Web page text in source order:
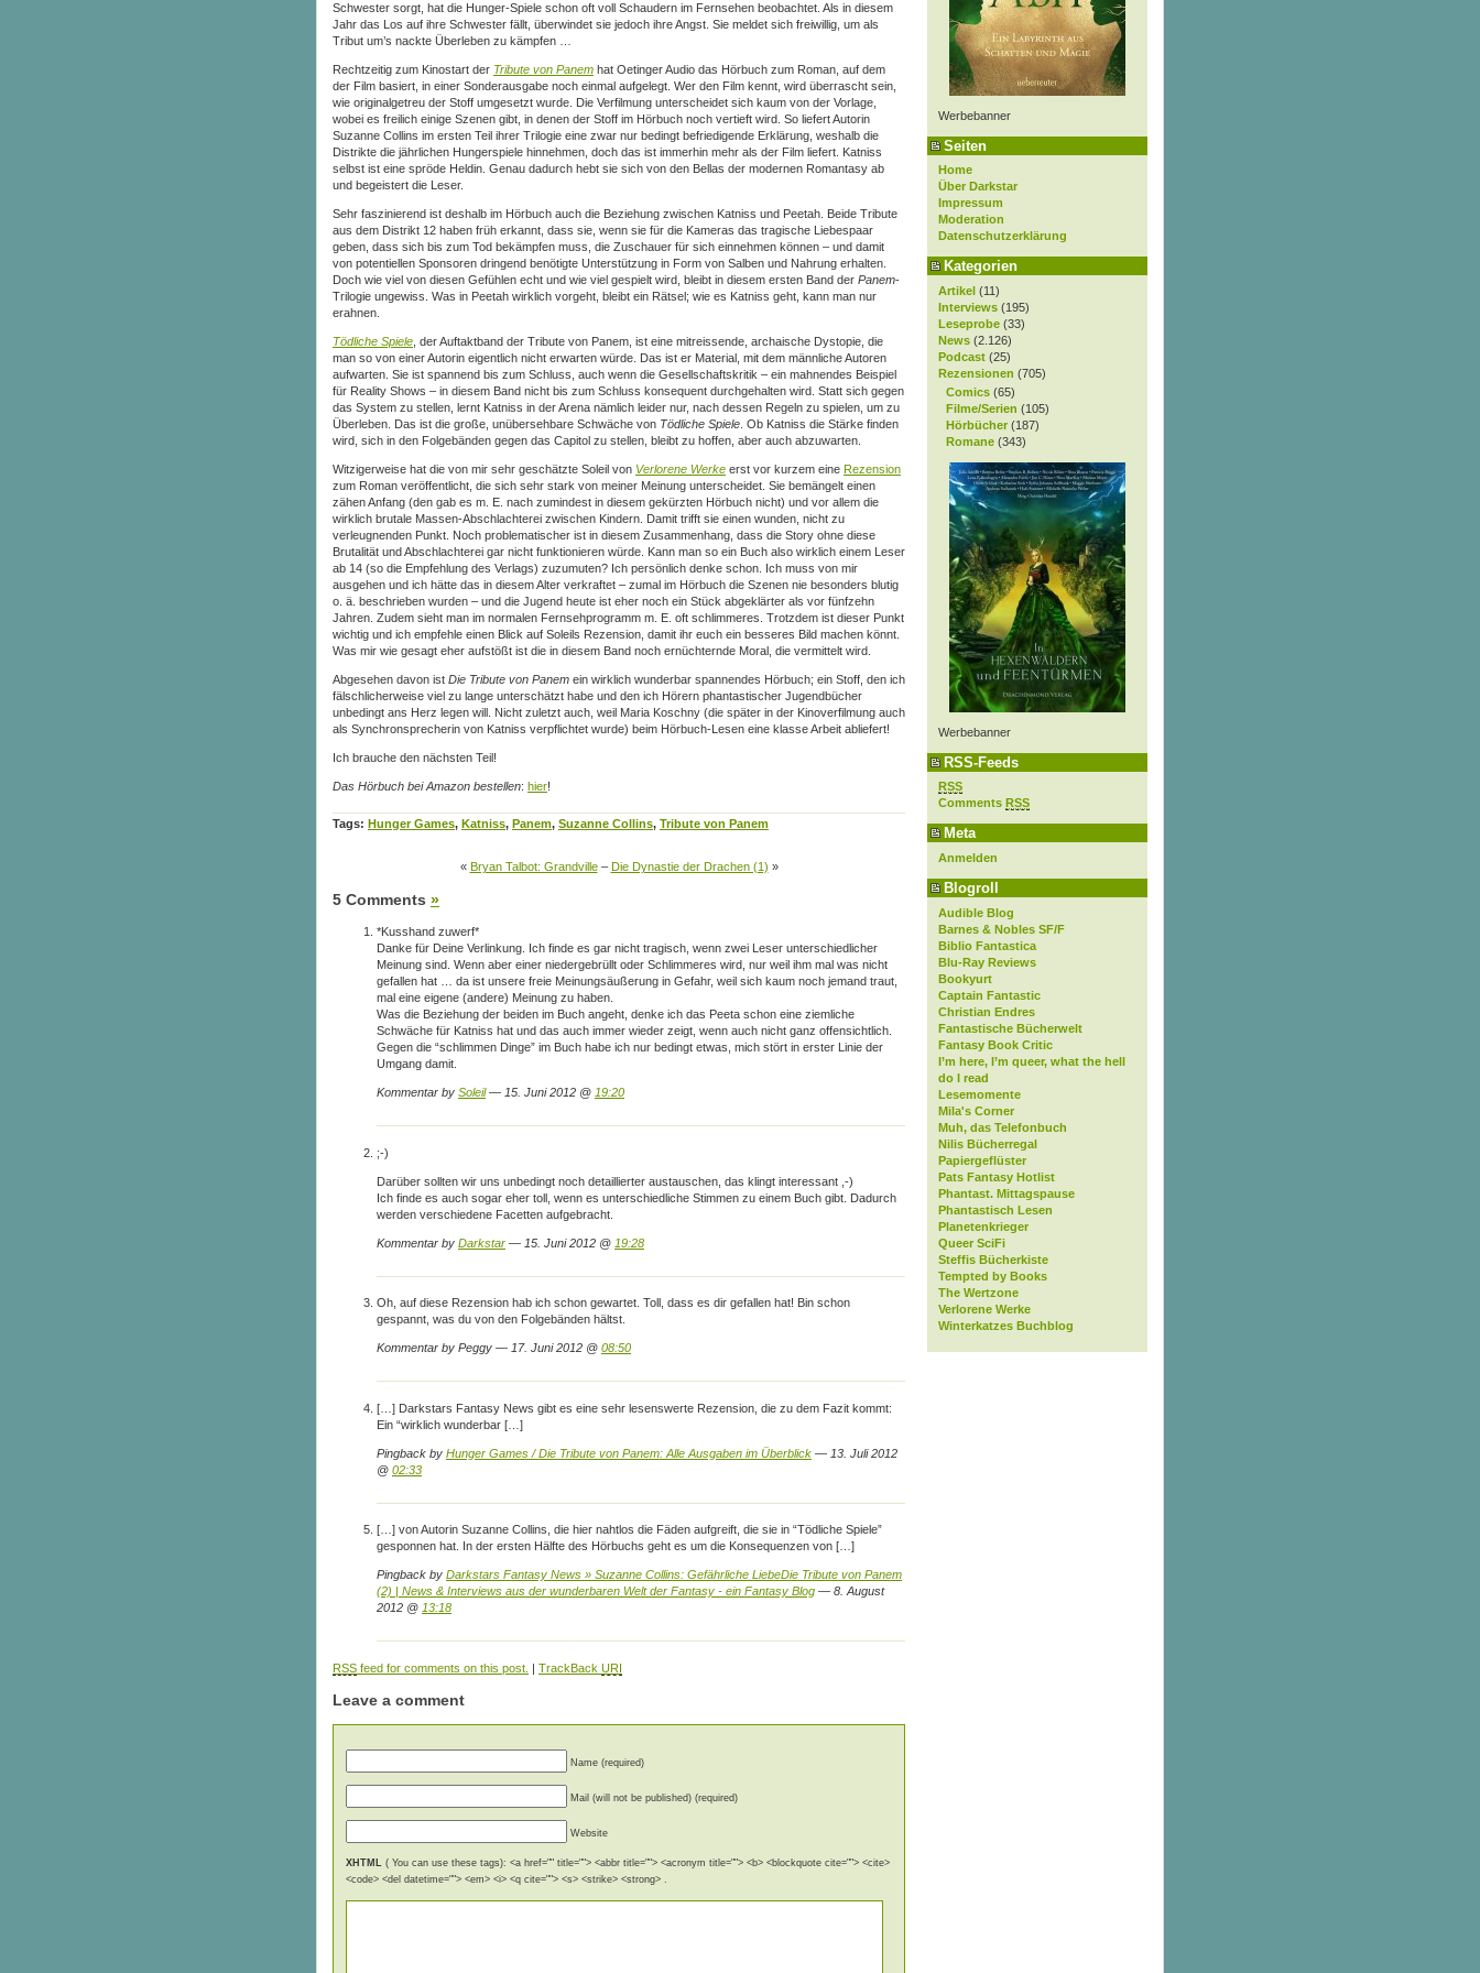
Werbebanner
Seiten
Home
Über Darkstar
Impressum
Moderation
Datenschutzerklärung
Kategorien
Artikel (11)
Interviews (195)
Leseprobe (33)
News (2.126)
Podcast (25)
Rezensionen (705)
Comics (65)
Filme/Serien (105)
Hörbücher (187)
Romane (343)
Werbebanner
RSS-Feeds
RSS
Comments RSS
Meta
Anmelden
Blogroll
Audible Blog
Barnes & Nobles SF/F
Biblio Fantastica
Blu-Ray Reviews
Bookyurt
Captain Fantastic
Christian Endres
Fantastische Bücherwelt
Fantasy Book Critic
I’m here, I’m queer, what the hell
do I read
Lesemomente
Mila's Corner
Muh, das Telefonbuch
Nilis Bücherregal
Papiergeflüster
Pats Fantasy Hotlist
Phantast. Mittagspause
Phantastisch Lesen
Planetenkrieger
Queer SciFi
Steffis Bücherkiste
Tempted by Books
The Wertzone
Verlorene Werke
Winterkatzes Buchblog
Schwester sorgt, hat die Hunger-Spiele schon oft voll Schaudern im Fernsehen beobachtet. Als in diesem
Jahr das Los auf ihre Schwester fällt, überwindet sie jedoch ihre Angst. Sie meldet sich freiwillig, um als
Tribut um’s nackte Überleben zu kämpfen …
Rechtzeitig zum Kinostart der Tribute von Panem hat Oetinger Audio das Hörbuch zum Roman, auf dem
der Film basiert, in einer Sonderausgabe noch einmal aufgelegt. Wer den Film kennt, wird überrascht sein,
wie originalgetreu der Stoff umgesetzt wurde. Die Verfilmung unterscheidet sich kaum von der Vorlage,
wobei es freilich einige Szenen gibt, in denen der Stoff im Hörbuch noch vertieft wird. So liefert Autorin
Suzanne Collins im ersten Teil ihrer Trilogie eine zwar nur bedingt befriedigende Erklärung, weshalb die
Distrikte die jährlichen Hungerspiele hinnehmen, doch das ist immerhin mehr als der Film liefert. Katniss
selbst ist eine spröde Heldin. Genau dadurch hebt sie sich von den Bellas der modernen Romantasy ab
und begeistert die Leser.
Sehr faszinierend ist deshalb im Hörbuch auch die Beziehung zwischen Katniss und Peetah. Beide Tribute
aus dem Distrikt 12 haben früh erkannt, dass sie, wenn sie für die Kameras das tragische Liebespaar
geben, dass sich bis zum Tod bekämpfen muss, die Zuschauer für sich einnehmen können – und damit
von potentiellen Sponsoren dringend benötigte Unterstützung in Form von Salben und Nahrung erhalten.
Doch wie viel von diesen Gefühlen echt und wie viel gespielt wird, bleibt in diesem ersten Band der Panem-
Trilogie ungewiss. Was in Peetah wirklich vorgeht, bleibt ein Rätsel; wie es Katniss geht, kann man nur
erahnen.
Tödliche Spiele , der Auftaktband der Tribute von Panem, ist eine mitreissende, archaische Dystopie, die
man so von einer Autorin eigentlich nicht erwarten würde. Das ist er Material, mit dem männliche Autoren
aufwarten. Sie ist spannend bis zum Schluss, auch wenn die Gesellschaftskritik – ein mahnendes Beispiel
für Reality Shows – in diesem Band nicht bis zum Schluss konsequent durchgehalten wird. Statt sich gegen
das System zu stellen, lernt Katniss in der Arena nämlich leider nur, nach dessen Regeln zu spielen, um zu
Überleben. Das ist die große, unübersehbare Schwäche von Tödliche Spiele . Ob Katniss die Stärke finden
wird, sich in den Folgebänden gegen das Capitol zu stellen, bleibt zu hoffen, aber auch abzuwarten.
Witzigerweise hat die von mir sehr geschätzte Soleil von Verlorene Werke erst vor kurzem eine Rezension
zum Roman veröffentlicht, die sich sehr stark von meiner Meinung unterscheidet. Sie bemängelt einen
zähen Anfang (den gab es m. E. nach zumindest in diesem gekürzten Hörbuch nicht) und vor allem die
wirklich brutale Massen-Abschlachterei zwischen Kindern. Damit trifft sie einen wunden, nicht zu
verleugnenden Punkt. Noch problematischer ist in diesem Zusammenhang, dass die Story ohne diese
Brutalität und Abschlachterei gar nicht funktionieren würde. Kann man so ein Buch also wirklich einem Leser
ab 14 (so die Empfehlung des Verlags) zuzumuten? Ich persönlich denke schon. Ich muss von mir
ausgehen und ich hätte das in diesem Alter verkraftet – zumal im Hörbuch die Szenen nie besonders blutig
o. ä. beschrieben wurden – und die Jugend heute ist eher noch ein Stück abgeklärter als vor fünfzehn
Jahren. Zudem sieht man im normalen Fernsehprogramm m. E. oft schlimmeres. Trotzdem ist dieser Punkt
wichtig und ich empfehle einen Blick auf Soleils Rezension, damit ihr euch ein besseres Bild machen könnt.
Was mir wie gesagt eher aufstößt ist die in diesem Band noch ernüchternde Moral, die vermittelt wird.
Abgesehen davon ist Die Tribute von Panem ein wirklich wunderbar spannendes Hörbuch; ein Stoff, den ich
fälschlicherweise viel zu lange unterschätzt habe und den ich Hörern phantastischer Jugendbücher
unbedingt ans Herz legen will. Nicht zuletzt auch, weil Maria Koschny (die später in der Kinoverfilmung auch
als Synchronsprecherin von Katniss verpflichtet wurde) beim Hörbuch-Lesen eine klasse Arbeit abliefert!
Ich brauche den nächsten Teil!
Das Hörbuch bei Amazon bestellen: hier!
Tags: Hunger Games, Katniss, Panem, Suzanne Collins, Tribute von Panem
« Bryan Talbot: Grandville– Die Dynastie der Drachen (1) »
5 Comments »
*Kusshand zuwerf*
Danke für Deine Verlinkung. Ich finde es gar nicht tragisch, wenn zwei Leser unterschiedlicher
Meinung sind. Wenn aber einer niedergebrüllt oder Schlimmeres wird, nur weil ihm mal was nicht
gefallen hat … da ist unsere freie Meinungsäußerung in Gefahr, weil sich kaum noch jemand traut,
mal eine eigene (andere) Meinung zu haben.
Was die Beziehung der beiden im Buch angeht, denke ich das Peeta schon eine ziemliche
Schwäche für Katniss hat und das auch immer wieder zeigt, wenn auch nicht ganz offensichtlich.
Gegen die “schlimmen Dinge” im Buch habe ich nur bedingt etwas, mich stört in erster Linie der
Umgang damit.
Kommentar by Soleil— 15. Juni 2012 @ 19:20
;-)
Darüber sollten wir uns unbedingt noch detaillierter austauschen, das klingt interessant ,-)
Ich finde es auch sogar eher toll, wenn es unterschiedliche Stimmen zu einem Buch gibt. Dadurch
werden verschiedene Facetten aufgebracht.
Kommentar by Darkstar — 15. Juni 2012 @ 19:28
Oh, auf diese Rezension hab ich schon gewartet. Toll, dass es dir gefallen hat! Bin schon
gespannt, was du von den Folgebänden hältst.
Kommentar by Peggy — 17. Juni 2012 @ 08:50
[…] Darkstars Fantasy News gibt es eine sehr lesenswerte Rezension, die zu dem Fazit kommt:
Ein “wirklich wunderbar […]
Pingback by Hunger Games / Die Tribute von Panem: Alle Ausgaben im Überblick — 13. Juli 2012
@ 02:33
[…] von Autorin Suzanne Collins, die hier nahtlos die Fäden aufgreift, die sie in “Tödliche Spiele”
gesponnen hat. In der ersten Hälfte des Hörbuchs geht es um die Konsequenzen von […]
Pingback by Darkstars Fantasy News » Suzanne Collins: Gefährliche LiebeDie Tribute von Panem
(2) | News & Interviews aus der wunderbaren Welt der Fantasy - ein Fantasy Blog — 8. August
2012 @ 13:18
RSS feed for comments on this post. | TrackBack URI
Leave a comment
Name (required)
Mail (will not be published) (required)
Website
XHTML ( You can use these tags): <a href="" title=""> <abbr title=""> <acronym title=""> <b> <blockquote cite=""> <cite>
<code> <del datetime=""> <em> <i> <q cite=""> <s> <strike> <strong> .